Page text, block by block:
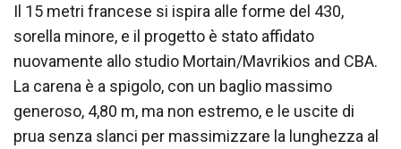
Il 15 metri francese si ispira alle forme del 430,
sorella minore, e il progetto è stato affidato
nuovamente allo studio Mortain/Mavrikios and CBA.
La carena è a spigolo, con un baglio massimo
generoso, 4,80 m, ma non estremo, e le uscite di
prua senza slanci per massimizzare la lunghezza al